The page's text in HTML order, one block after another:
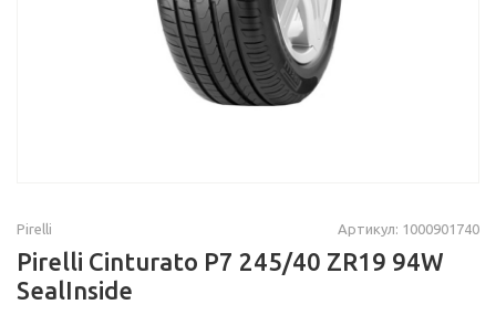
Pirelli Артикул: 1000901740
Pirelli Cinturato P7 245/40 ZR19 94W
SealInside